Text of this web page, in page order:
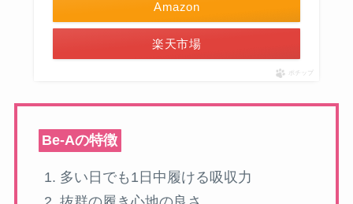
Amazon
楽天市場
ポチップ
Be-Aの特徴
多い日でも1日中履ける吸収力